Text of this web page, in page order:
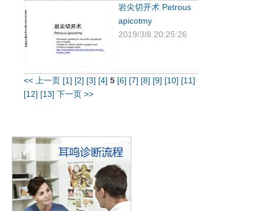
岩尖切开术 Petrous
apicotmy
2019/3/8 20:25:26
<< 上一页 [1] [2] [3] [4] 5 [6] [7] [8] [9] [10] [11]
[12] [13] 下一页 >>